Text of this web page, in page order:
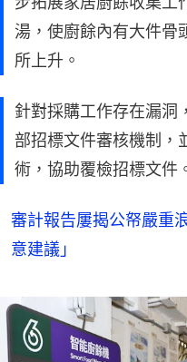
湯，使廚餘內有大件骨
所上升。
針對採購工作存在漏洞
部招標文件審核機制，
術，協助覆檢招標文件
審計報告屢揭公帑嚴重
意建議」